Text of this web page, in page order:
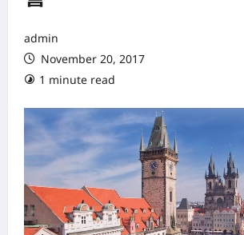
admin
November 20, 2017
1 minute read